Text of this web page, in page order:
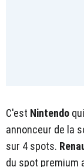
C'est Nintendo
annonceur de la
sur 4 spots.
du spot premium